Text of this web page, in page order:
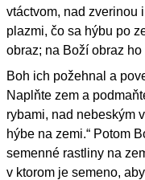
vtáctvom, nad zverinou
plazmi, čo sa hýbu po
obraz; na Boží obraz
Boh ich požehnal a
Naplňte zem a
rybami, nad nebeským
hýbe na zemi.“ Potom
semenné rastliny na
v ktorom je semeno,